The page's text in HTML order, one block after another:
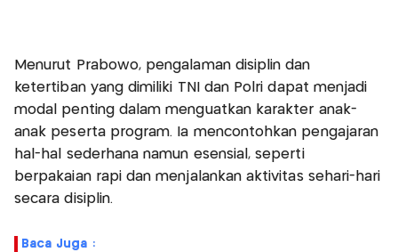
Menurut Prabowo, pengalaman disiplin dan
ketertiban yang dimiliki TNI dan Polri dapat menjadi
modal penting dalam menguatkan karakter anak-
anak peserta program. Ia mencontohkan pengajaran
hal-hal sederhana namun esensial, seperti
berpakaian rapi dan menjalankan aktivitas sehari-hari
secara disiplin.
Baca Juga :